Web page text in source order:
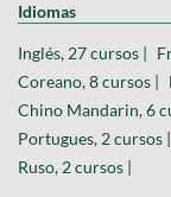
Idiomas
Inglés, 27 cursos |
Coreano, 8 cursos |
Chino Mandarin, 6
Portugues, 2 cursos |
Ruso, 2 cursos |